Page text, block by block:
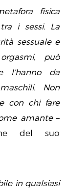
fisica
i sessi. La
sessuale e
può
l’hanno da
Non
con chi fare
amante–
del suo
in qualsiasi